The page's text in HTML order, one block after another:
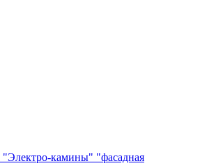
"Электро-камины" "фасадная